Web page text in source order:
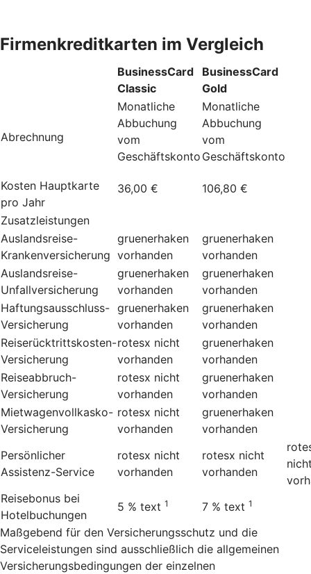
Firmenkreditkarten im Vergleich
BusinessCard
Classic
BusinessCard
Gold
Abrechnung
Monatliche
Abbuchung
vom
Geschäftskonto
Monatliche
Abbuchung
vom
Geschäftskonto
Kosten Hauptkarte
pro Jahr
36,00 € 106,80 €
Zusatzleistungen
Auslandsreise-
Krankenversicherung
gruenerhaken
vorhanden
gruenerhaken
vorhanden
Auslandsreise-
Unfallversicherung
gruenerhaken
vorhanden
gruenerhaken
vorhanden
Haftungsausschluss-
Versicherung
gruenerhaken
vorhanden
gruenerhaken
vorhanden
Reiserücktrittskosten-
Versicherung
rotesx nicht
vorhanden
gruenerhaken
vorhanden
Reiseabbruch-
Versicherung
rotesx nicht
vorhanden
gruenerhaken
vorhanden
Mietwagenvollkasko-
Versicherung
rotesx nicht
vorhanden
gruenerhaken
vorhanden
Persönlicher
Assistenz-Service
rotesx nicht
vorhanden
rotesx nicht
vorhanden
Reisebonus bei
Hotelbuchungen
5 % text 1 7 % text 1
Maßgebend für den Versicherungsschutz und die
Serviceleistungen sind ausschließlich die allgemeinen
Versicherungsbedingungen der einzelnen